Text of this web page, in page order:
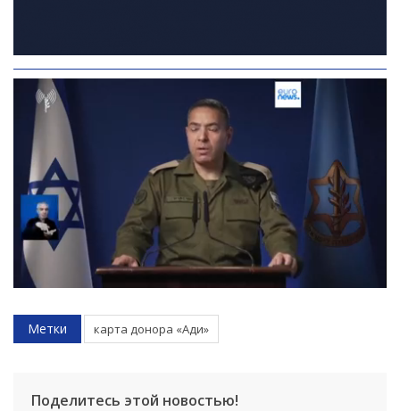
Метки карта донора «Ади»
Поделитесь этой новостью!